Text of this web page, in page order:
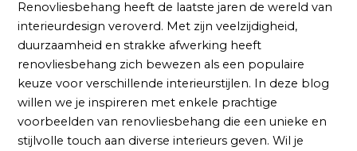
Renovliesbehang heeft de laatste jaren de wereld van
interieurdesign veroverd. Met zijn veelzijdigheid,
duurzaamheid en strakke afwerking heeft
renovliesbehang zich bewezen als een populaire
keuze voor verschillende interieurstijlen. In deze blog
willen we je inspireren met enkele prachtige
voorbeelden van renovliesbehang die een unieke en
stijlvolle touch aan diverse interieurs geven. Wil je